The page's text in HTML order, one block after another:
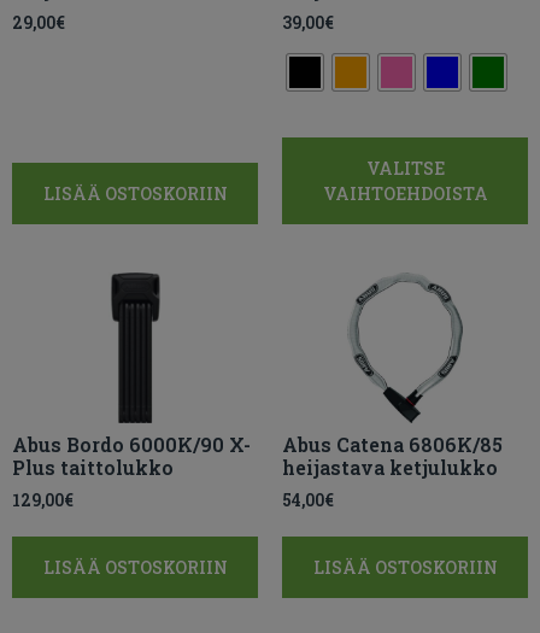
29,00€
LISÄÄ OSTOSKORIIN
39,00€
VALITSE
VAIHTOEHDOISTA
Abus Bordo 6000K/90 X-
Plus taittolukko
129,00€
LISÄÄ OSTOSKORIIN
Abus Catena 6806K/85
heijastava ketjulukko
54,00€
LISÄÄ OSTOSKORIIN